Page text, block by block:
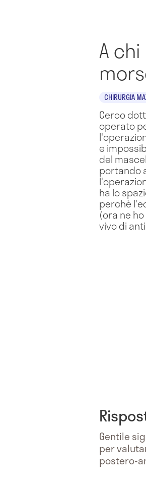
A
CHIRURGIA
Cerco
operato
e
del
portando
ha lo
perchè
(ora ne
vivo di
Gentile
per
postero-